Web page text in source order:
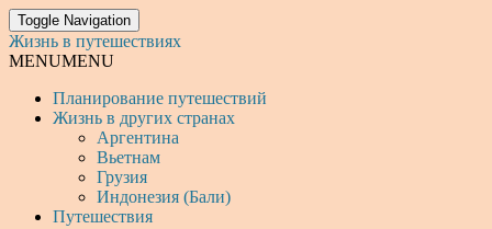
Toggle Navigation
Жизнь в путешествиях
MENUMENU
Планирование путешествий
Жизнь в других странах
Аргентина
Вьетнам
Грузия
Индонезия (Бали)
Путешествия